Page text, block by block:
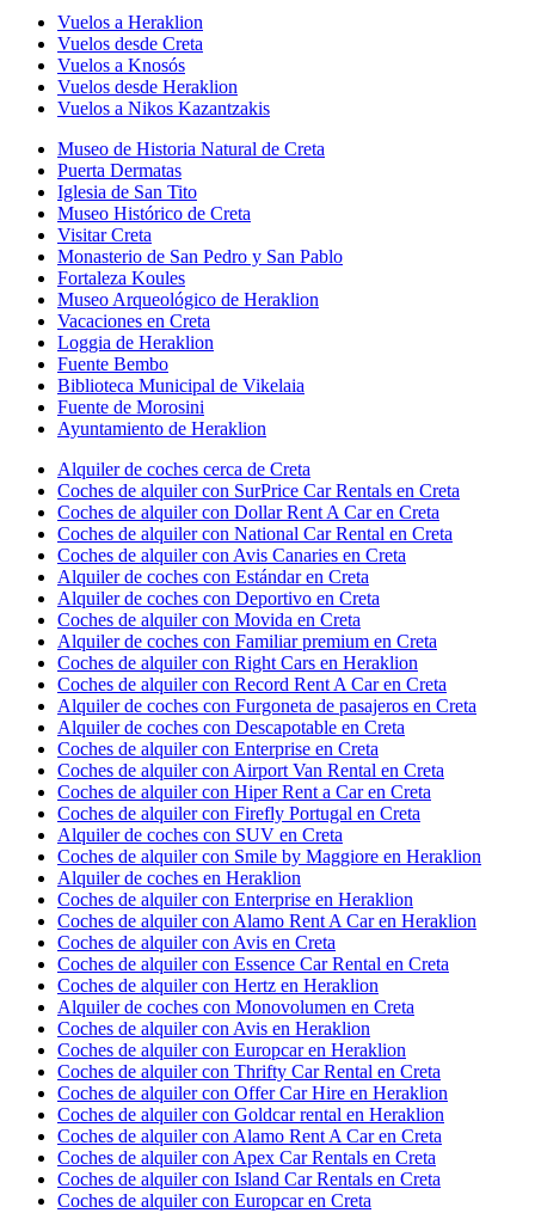
Vuelos a Heraklion
Vuelos desde Creta
Vuelos a Knosós
Vuelos desde Heraklion
Vuelos a Nikos Kazantzakis
Museo de Historia Natural de Creta
Puerta Dermatas
Iglesia de San Tito
Museo Histórico de Creta
Visitar Creta
Monasterio de San Pedro y San Pablo
Fortaleza Koules
Museo Arqueológico de Heraklion
Vacaciones en Creta
Loggia de Heraklion
Fuente Bembo
Biblioteca Municipal de Vikelaia
Fuente de Morosini
Ayuntamiento de Heraklion
Alquiler de coches cerca de Creta
Coches de alquiler con SurPrice Car Rentals en Creta
Coches de alquiler con Dollar Rent A Car en Creta
Coches de alquiler con National Car Rental en Creta
Coches de alquiler con Avis Canaries en Creta
Alquiler de coches con Estándar en Creta
Alquiler de coches con Deportivo en Creta
Coches de alquiler con Movida en Creta
Alquiler de coches con Familiar premium en Creta
Coches de alquiler con Right Cars en Heraklion
Coches de alquiler con Record Rent A Car en Creta
Alquiler de coches con Furgoneta de pasajeros en Creta
Alquiler de coches con Descapotable en Creta
Coches de alquiler con Enterprise en Creta
Coches de alquiler con Airport Van Rental en Creta
Coches de alquiler con Hiper Rent a Car en Creta
Coches de alquiler con Firefly Portugal en Creta
Alquiler de coches con SUV en Creta
Coches de alquiler con Smile by Maggiore en Heraklion
Alquiler de coches en Heraklion
Coches de alquiler con Enterprise en Heraklion
Coches de alquiler con Alamo Rent A Car en Heraklion
Coches de alquiler con Avis en Creta
Coches de alquiler con Essence Car Rental en Creta
Coches de alquiler con Hertz en Heraklion
Alquiler de coches con Monovolumen en Creta
Coches de alquiler con Avis en Heraklion
Coches de alquiler con Europcar en Heraklion
Coches de alquiler con Thrifty Car Rental en Creta
Coches de alquiler con Offer Car Hire en Heraklion
Coches de alquiler con Goldcar rental en Heraklion
Coches de alquiler con Alamo Rent A Car en Creta
Coches de alquiler con Apex Car Rentals en Creta
Coches de alquiler con Island Car Rentals en Creta
Coches de alquiler con Europcar en Creta